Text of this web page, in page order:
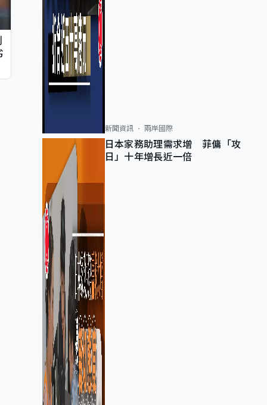
新聞資訊 兩岸國際
日本家務助理需求增 菲傭「攻
日」十年增長近一倍